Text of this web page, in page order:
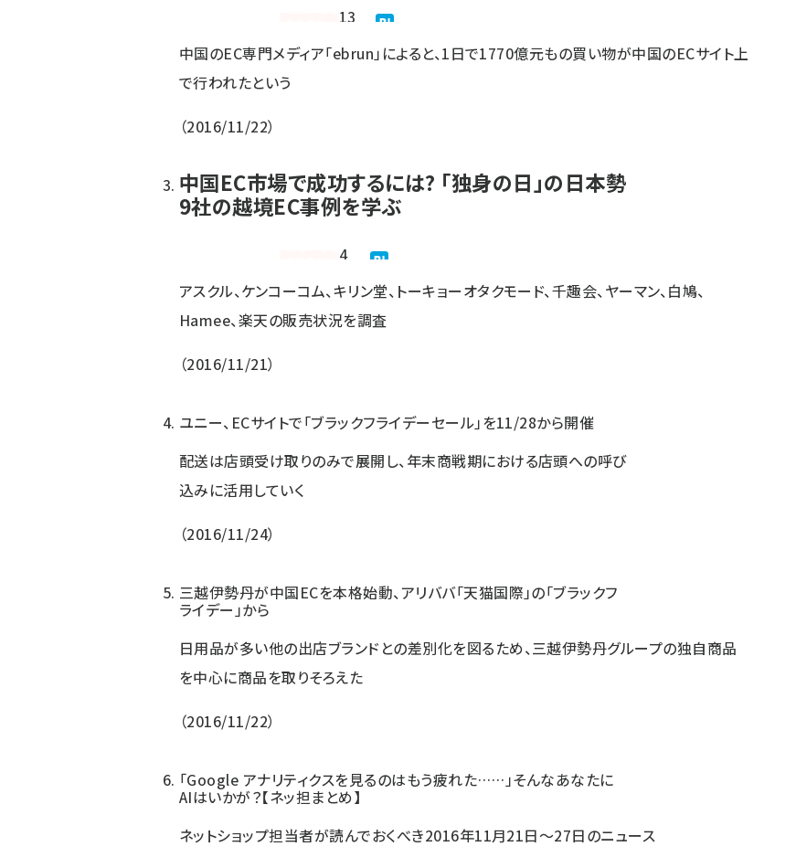
13
中国のEC専門メディア「ebrun」によると、1日で1770億元もの買い物が中国のECサイト上
で行われたという
2016/11/22
中国EC市場で成功するには? 「独身の日」の日本勢
9社の越境EC事例を学ぶ
4
アスクル、ケンコーコム、キリン堂、トーキョーオタクモード、千趣会、ヤーマン、白鳩、
Hamee、楽天の販売状況を調査
2016/11/21
ユニー、ECサイトで「ブラックフライデーセール」を11/28から開催
配送は店頭受け取りのみで展開し、年末商戦期における店頭への呼び
込みに活用していく
2016/11/24
三越伊勢丹が中国ECを本格始動、アリババ「天猫国際」の「ブラックフ
ライデー」から
日用品が多い他の出店ブランドとの差別化を図るため、三越伊勢丹グループの独自商品
を中心に商品を取りそろえた
2016/11/22
「Google アナリティクスを見るのはもう疲れた……」そんなあなたに
AIはいかが？【ネッ担まとめ】
ネットショップ担当者が読んでおくべき2016年11月21日〜27日のニュース